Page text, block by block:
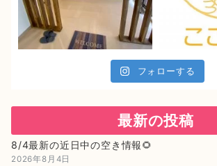
フォローする
最新の投稿
8/4最新の近日中の空き情報🌻
2026年8月4日